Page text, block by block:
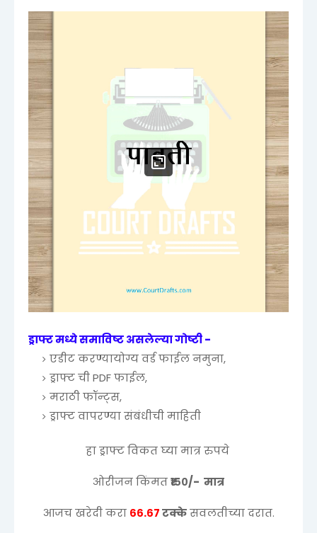
ड्राफ्ट मध्ये समाविष्ट असलेल्या गोष्टी -
एडीट करण्यायोग्य वर्ड फाईल नमुना,
ड्राफ्ट ची PDF फाईल,
मराठी फॉन्ट्स,
ड्राफ्ट वापरण्या संबंधीची माहिती
हा ड्राफ्ट विकत घ्या मात्र रुपये
ओरीजन किंमत₹१५०/- मात्र
आजच खरेदी करा ६६.६७टक्केसवलतीच्या दरात.